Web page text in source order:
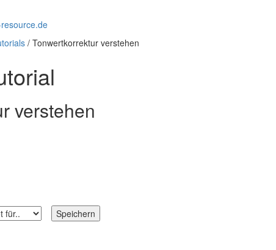
/ Tonwertkorrektur verstehen
verstehen